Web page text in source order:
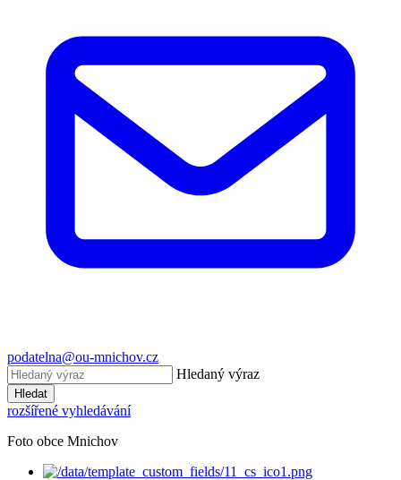
podatelna@ou-mnichov.cz
Hledaný výraz
Hledat
rozšířené vyhledávání
Foto obce Mnichov